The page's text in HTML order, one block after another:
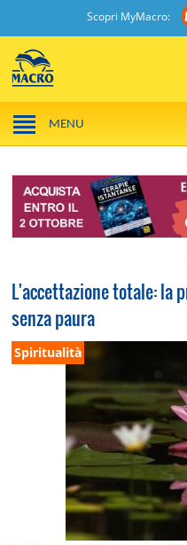
Scopri MyMacro:
MENU
L'accettazione totale: la
senza paura
Spiritualità